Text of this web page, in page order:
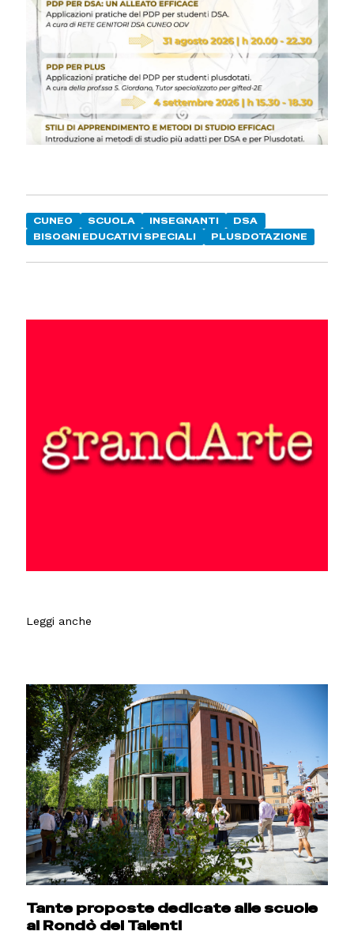
CUNEO SCUOLA INSEGNANTI
DSA
BISOGNI EDUCATIVI SPECIALI
PLUSDOTAZIONE
Leggi anche
Tante proposte dedicate alle scuole
al Rondò dei Talenti